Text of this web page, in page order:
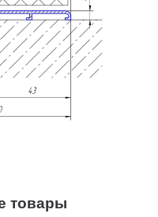
товары